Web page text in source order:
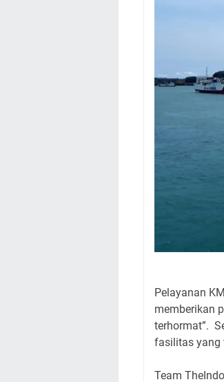
Pelayanan
memberikan
terhormat”.
fasilitas yang
Team